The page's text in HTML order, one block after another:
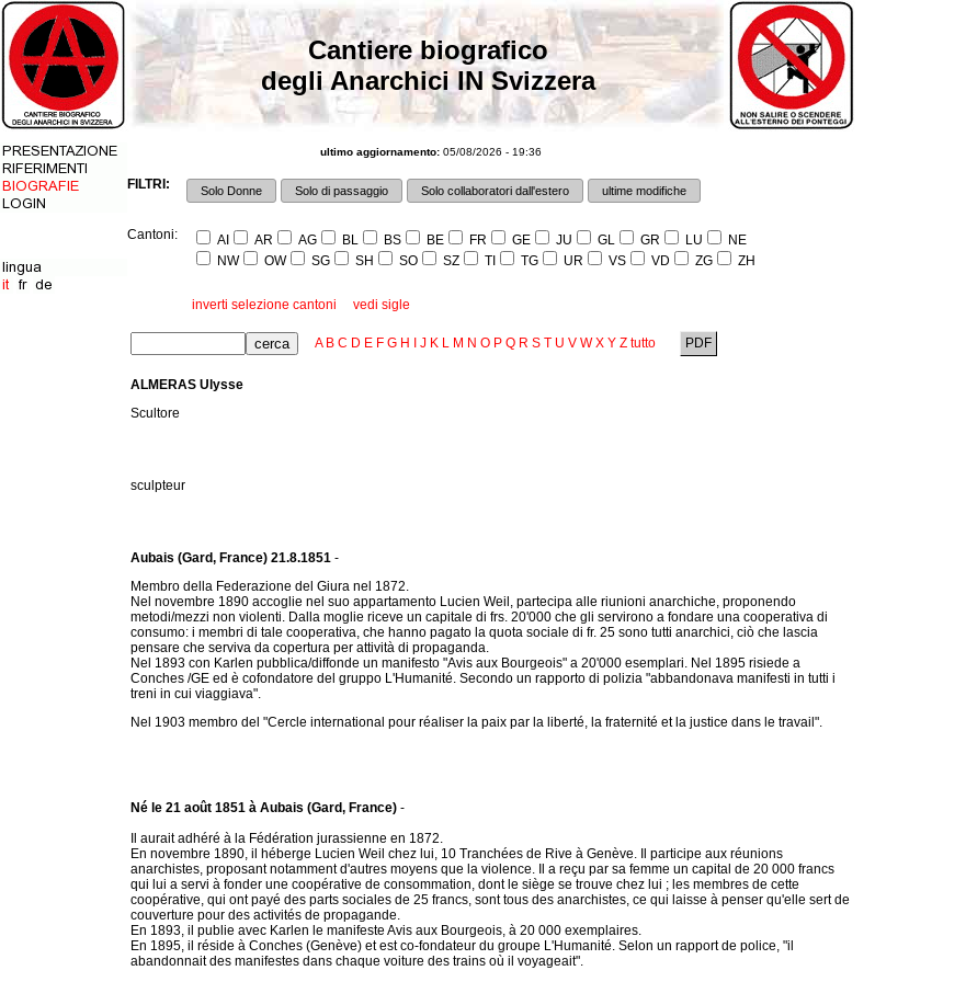
Cantiere biografico
degli Anarchici IN Svizzera
ultimo aggiornamento: 05/08/2026 - 19:36
FILTRI: Solo Donne Solo di passaggio Solo collaboratori dall'estero ultime modifiche
Cantoni: AI AR AG BL BS BE FR GE JU GL GR LU
NE
NW
OW SG SH SO SZ TI TG UR VS VD ZG ZH
inverti selezione cantoni vedi sigle
A B C D E F G H J K L M N O P Q R S T U V W X Y Z tutto PDF
ALMERAS Ulysse
Scultore
sculpteur
Aubais (Gard, France) 21.8.1851 -
Membro della Federazione del Giura nel 1872.
Nel novembre 1890 accoglie nel suo appartamento Lucien Weil, partecipa alle riunioni anarchiche, proponendo
metodi/mezzi non violenti. Dalla moglie riceve un capitale di frs. 20'000 che gli servirono a fondare una cooperativa di
consumo: i membri di tale cooperativa, che hanno pagato la quota sociale di fr. 25 sono tutti anarchici, ciò che lascia
pensare che serviva da copertura per attività di propaganda.
Nel 1893 con Karlen pubblica/diffonde un manifesto "Avis aux Bourgeois" a 20'000 esemplari. Nel 1895 risiede a
Conches /GE ed è cofondatore del gruppo L'Humanité. Secondo un rapporto di polizia "abbandonava manifesti in tutti i
treni in cui viaggiava".
Nel 1903 membro del "Cercle international pour réaliser la paix par la liberté, la fraternité et la justice dans le travail".
Né le 21 août 1851 à Aubais (Gard, France) -
Il aurait adhéré à la Fédération jurassienne en 1872.
En novembre 1890, il héberge Lucien Weil chez lui, 10 Tranchées de Rive à Genève. Il participe aux réunions
anarchistes, proposant notamment d'autres moyens que la violence. Il a reçu par sa femme un capital de 20 000 francs
qui lui a servi à fonder une coopérative de consommation, dont le siège se trouve chez lui ; les membres de cette
coopérative, qui ont payé des parts sociales de 25 francs, sont tous des anarchistes, ce qui laisse à penser qu'elle sert de
couverture pour des activités de propagande.
En 1893, il publie avec Karlen le manifeste Avis aux Bourgeois, à 20 000 exemplaires.
En 1895, il réside à Conches (Genève) et est co-fondateur du groupe L'Humanité. Selon un rapport de police, "il
abandonnait des manifestes dans chaque voiture des trains où il voyageait".